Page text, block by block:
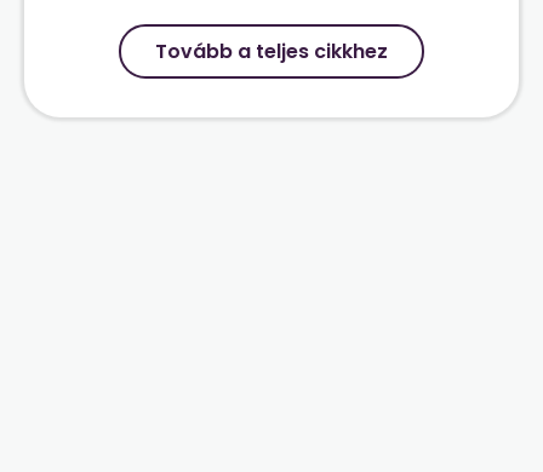
Tovább a teljes cikkhez